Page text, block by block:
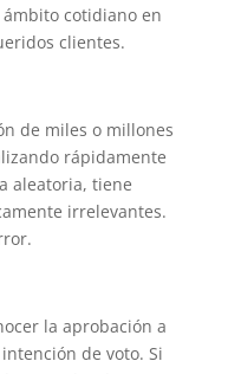
cotidiano en
clientes.
de miles o millones
rápidamente
aleatoria, tiene
irrelevantes.
la aprobación a
de voto. Si